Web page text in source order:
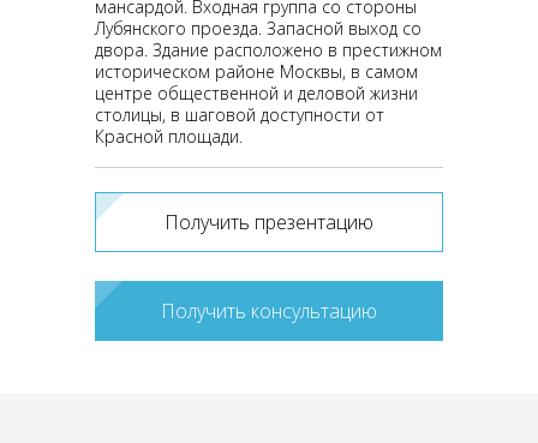
мансардой. Входная группа со стороны
Лубянского проезда. Запасной выход со
двора. Здание расположено в престижном
историческом районе Москвы, в самом
центре общественной и деловой жизни
столицы, в шаговой доступности от
Красной площади.
Получить презентацию
Получить консультацию